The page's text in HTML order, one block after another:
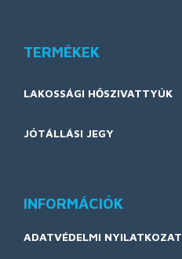
TERMÉKEK
LAKOSSÁGI HŐSZIVATTYÚK
JÓTÁLLÁSI JEGY
INFORMÁCIÓK
ADATVÉDELMI NYILATKOZAT